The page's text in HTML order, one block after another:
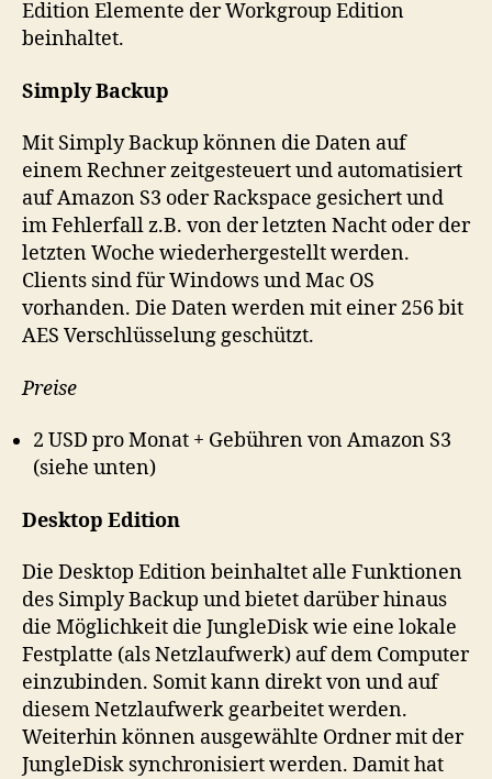
Edition Elemente der Workgroup Edition
beinhaltet.
Simply Backup
Mit Simply Backup können die Daten auf
einem Rechner zeitgesteuert und automatisiert
auf Amazon S3 oder Rackspace gesichert und
im Fehlerfall z.B. von der letzten Nacht oder der
letzten Woche wiederhergestellt werden.
Clients sind für Windows und Mac OS
vorhanden. Die Daten werden mit einer 256 bit
AES Verschlüsselung geschützt.
Preise
2 USD pro Monat + Gebühren von Amazon S3
(siehe unten)
Desktop Edition
Die Desktop Edition beinhaltet alle Funktionen
des Simply Backup und bietet darüber hinaus
die Möglichkeit die JungleDisk wie eine lokale
Festplatte (als Netzlaufwerk) auf dem Computer
einzubinden. Somit kann direkt von und auf
diesem Netzlaufwerk gearbeitet werden.
Weiterhin können ausgewählte Ordner mit der
JungleDisk synchronisiert werden. Damit hat